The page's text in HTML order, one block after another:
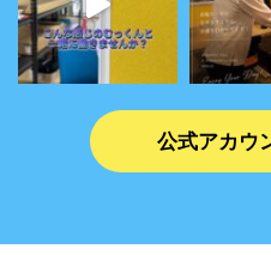
公式アカウ